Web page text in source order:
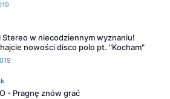
Stereo w niecodziennym wyznaniu!
nowości disco polo pt. "Kocham"
- Pragnę znów grać